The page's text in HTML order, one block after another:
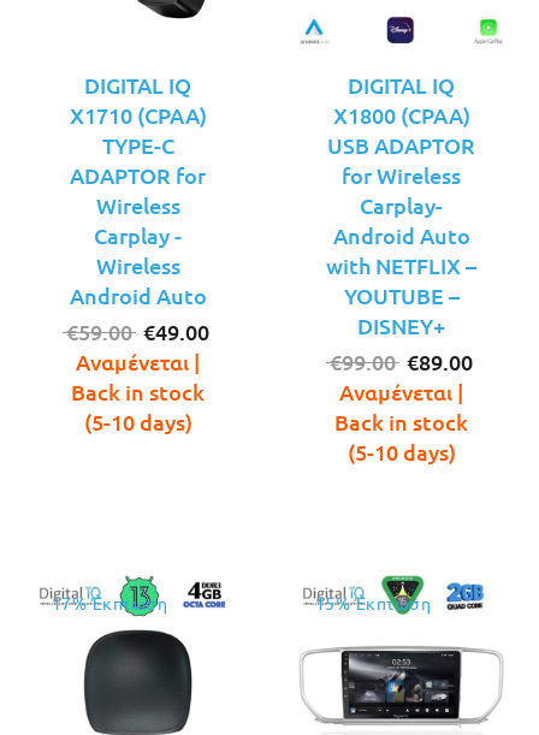
DIGITAL IQ
X1710 (CPAA)
TYPE-C
ADAPTOR for
Wireless
Carplay -
Wireless
Android Auto
€59.00 Original
price
was:
€59.00.
€49.00
Αναμένεται |
Back in stock
(5-10 days)
DIGITAL IQ
X1800 (CPAA)
USB ADAPTOR
for Wireless
Carplay-
Android Auto
with NETFLIX –
YOUTUBE –
DISNEY+
€99.00 Original
price
was:
€99.00.
€89.00
Αναμένεται |
Back in stock
(5-10 days)
17% Έκπτωση 15% Έκπτωση